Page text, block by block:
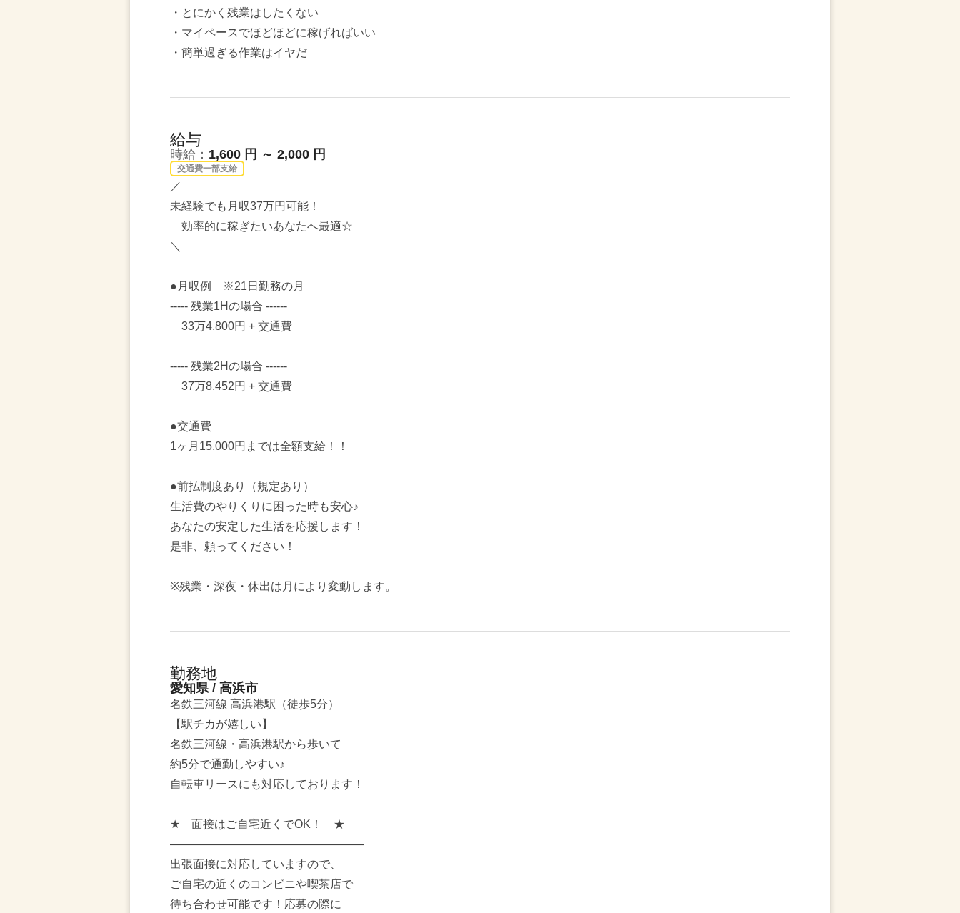
・とにかく残業はしたくない
・マイペースでほどほどに稼げればいい
・簡単過ぎる作業はイヤだ
給与
時給： 1,600 円 ～ 2,000 円
交通費一部支給
／
未経験でも月収37万円可能！
効率的に稼ぎたいあなたへ最適☆
＼
●月収例 ※21日勤務の月
----- 残業1Hの場合 ‐-----
33万4,800円 + 交通費
----- 残業2Hの場合 ------
37万8,452円 + 交通費
●交通費
1ヶ月15,000円までは全額支給！！
●前払制度あり（規定あり）
生活費のやりくりに困った時も安心♪
あなたの安定した生活を応援します！
是非、頼ってください！
※残業・深夜・休出は月により変動します。
勤務地
愛知県 / 高浜市
名鉄三河線 高浜港駅（徒歩5分）
【駅チカが嬉しい】
名鉄三河線・高浜港駅から歩いて
約5分で通勤しやすい♪
自転車リースにも対応しております！
★ 面接はご自宅近くでOK！ ★
―――――――――――――――――
出張面接に対応していますので、
ご自宅の近くのコンビニや喫茶店で
待ち合わせ可能です！応募の際に